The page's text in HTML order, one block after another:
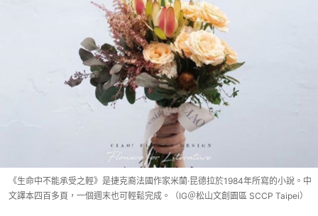
《生命中不能承受之輕》是捷克裔法國作家米蘭·昆德拉於1984年所寫的小說。中
文譯本四百多頁，一個週末也可輕鬆完成。（IG＠松山文創園區 SCCP Taipei）